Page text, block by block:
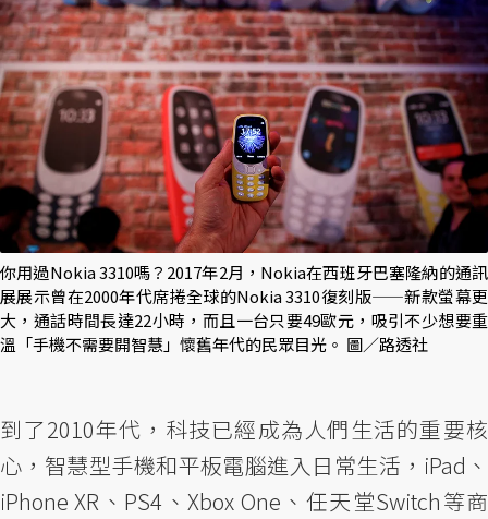
你用過Nokia 3310嗎？2017年2月，Nokia在西班牙巴塞隆納的通訊
展展示曾在2000年代席捲全球的Nokia 3310復刻版——新款螢幕更
大，通話時間長達22小時，而且一台只要49歐元，吸引不少想要重
溫「手機不需要開智慧」懷舊年代的民眾目光。 圖／路透社
到了2010年代，科技已經成為人們生活的重要核
心，智慧型手機和平板電腦進入日常生活，iPad、
iPhone XR、PS4、Xbox One、任天堂Switch等商